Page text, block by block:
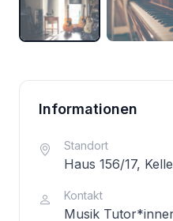
Informationen
Standort
Haus 156/17,
Kontakt
Musik